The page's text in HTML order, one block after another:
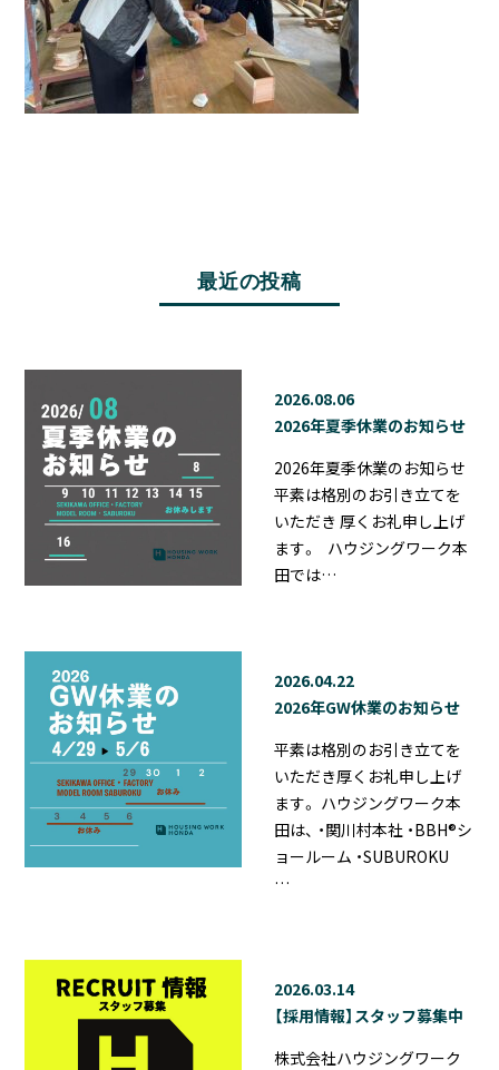
最近の投稿
2026.08.06
2026年夏季休業のお知らせ
2026年夏季休業のお知らせ
平素は格別のお引き立てを
いただき 厚くお礼申し上げ
ます。 ハウジングワーク本
田では…
2026.04.22
2026年GW休業のお知らせ
平素は格別のお引き立てを
いただき厚くお礼申し上げ
ます。 ハウジングワーク本
田は、 ・関川村本社 ・BBH®シ
ョールーム ・SUBUROKU
…
2026.03.14
【採用情報】スタッフ募集中
株式会社ハウジングワーク